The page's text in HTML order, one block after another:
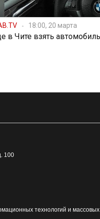
18:00, 20 марта
в Чите взять
100
технологий и